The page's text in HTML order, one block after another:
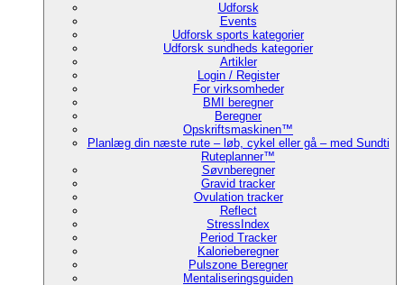
Udforsk
Events
Udforsk sports kategorier
Udforsk sundheds kategorier
Artikler
Login / Register
For virksomheder
BMI beregner
Beregner
Opskriftsmaskinen™
Planlæg din næste rute – løb, cykel eller gå – med Sundti
Ruteplanner™
Søvnberegner
Gravid tracker
Ovulation tracker
Reflect
StressIndex
Period Tracker
Kalorieberegner
Pulszone Beregner
Mentaliseringsguiden